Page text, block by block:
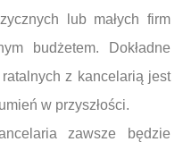
lub małych firm
budżetem. Dokładne
z kancelarią jest
w przyszłości.
zawsze będzie